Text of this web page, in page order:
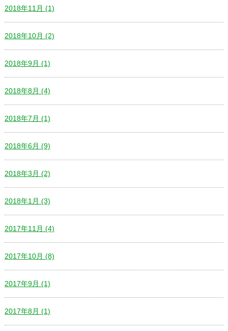
2018年11月 (1)
2018年10月 (2)
2018年9月 (1)
2018年8月 (4)
2018年7月 (1)
2018年6月 (9)
2018年3月 (2)
2018年1月 (3)
2017年11月 (4)
2017年10月 (8)
2017年9月 (1)
2017年8月 (1)